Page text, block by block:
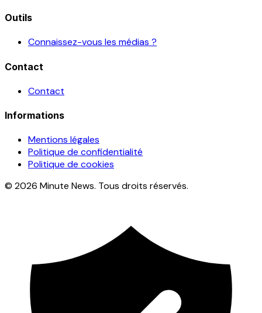
Outils
Connaissez-vous les médias ?
Contact
Contact
Informations
Mentions légales
Politique de confidentialité
Politique de cookies
© 2026 Minute News. Tous droits réservés.